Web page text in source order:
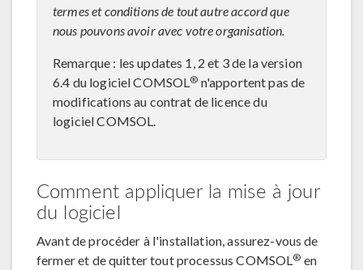
termes et conditions de tout autre accord que
nous pouvons avoir avec votre organisation.
Remarque : les updates 1, 2 et 3 de la version
6.4 du logiciel COMSOL® n'apportent pas de
modifications au contrat de licence du
logiciel COMSOL.
Comment appliquer la mise à jour
du logiciel
Avant de procéder à l'installation, assurez-vous de
fermer et de quitter tout processus COMSOL® en